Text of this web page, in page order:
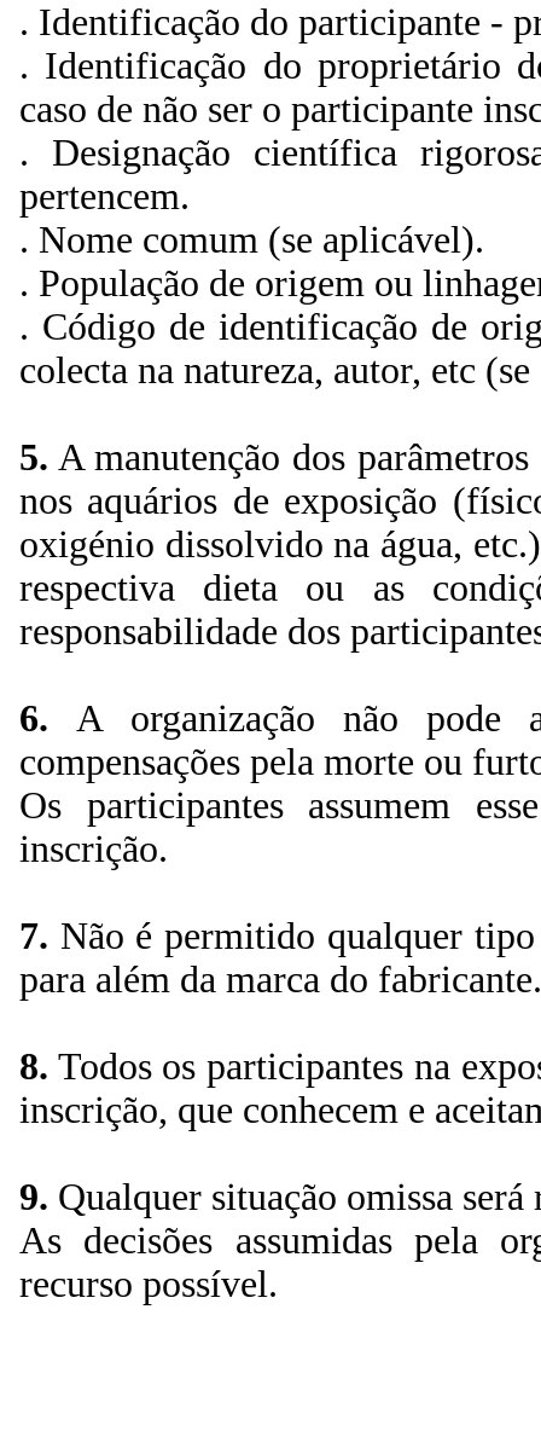
. Identificação do participante -
. Identificação do proprietário
caso de não ser o participante
. Designação científica
pertencem.
. Nome comum (se aplicável).
. População de origem ou
. Código de identificação de
colecta na natureza, autor, etc
5. A manutenção dos
nos aquários de exposição
oxigénio dissolvido na água,
respectiva dieta ou as
responsabilidade dos
6.A organização não pode
compensações pela morte ou
Os participantes assumem
inscrição.
7. Não é permitido qualquer
para além da marca do fabricante.
8. Todos os participantes na
inscrição, que conhecem e
9. Qualquer situação omissa
As decisões assumidas pela
recurso possível.